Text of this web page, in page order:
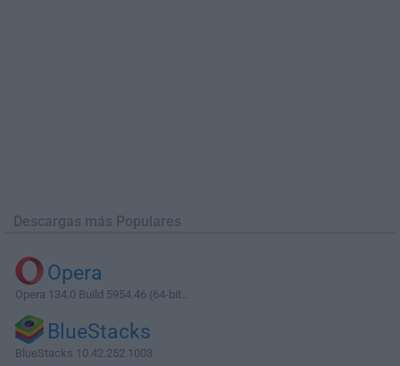
Descargas más Populares
Opera
Opera 134.0 Build 5954.46 (64-bit...
BlueStacks
BlueStacks 10.42.252.1003